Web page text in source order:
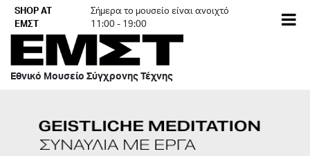
Skip
content
SHOP AT
ΕΜΣΤ
Σήμερα το μουσείο είναι ανοιχτό
11:00 - 19:00
Εθνικό Μουσείο Σύγχρονης Τέχνης